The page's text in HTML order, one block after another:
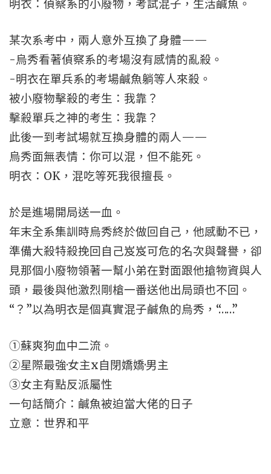
明衣：偵察系的小廢物，考試混子，生活鹹魚。
某次系考中，兩人意外互換了身體——
-烏秀看著偵察系的考場沒有感情的亂殺。
-明衣在單兵系的考場鹹魚躺等人來殺。
被小廢物擊殺的考生：我靠？
擊殺單兵之神的考生：我靠？
此後一到考試場就互換身體的兩人——
烏秀面無表情：你可以混，但不能死。
明衣：OK，混吃等死我很擅長。
於是進場開局送一血。
年末全系集訓時烏秀終於做回自己，他感動不已，
準備大殺特殺挽回自己岌岌可危的名次與聲譽，卻
見那個小廢物領著一幫小弟在對面跟他搶物資與人
頭，最後與他激烈剛槍一番送他出局頭也不回。
“？”以為明衣是個真實混子鹹魚的烏秀，“……”
①蘇爽狗血中二流。
②星際最強·女主x自閉嬌嬌·男主
③女主有點反派屬性
一句話簡介：鹹魚被迫當大佬的日子
立意：世界和平